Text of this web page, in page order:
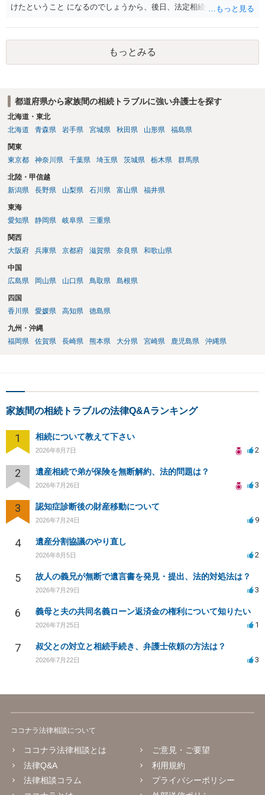
けたということ になるのでしょうから、後日、法定相続分に基づいて
もっとみる
都道府県から家族間の相続トラブルに強い弁護士を探す
北海道・東北
北海道
青森県 岩手県 宮城県 秋田県 山形県 福島県
関東
東京都
神奈川県 千葉県 埼玉県 茨城県 栃木県 群馬県
北陸・甲信越
新潟県
長野県 山梨県 石川県 富山県 福井県
東海
愛知県
静岡県 岐阜県 三重県
関西
大阪府
兵庫県 京都府 滋賀県 奈良県 和歌山県
中国
広島県
岡山県 山口県 鳥取県 島根県
四国
香川県
愛媛県 高知県 徳島県
九州・沖縄
福岡県
佐賀県 長崎県 熊本県 大分県 宮崎県 鹿児島県 沖縄県
家族間の相続トラブルの法律Q&Aランキング
1 相続について教えて下さい
2026年8月7日 2
2 遺産相続で弟が保険を無断解約、法的問題は？
2026年7月26日 3
3 認知症診断後の財産移動について
2026年7月24日 9
4 遺産分割協議のやり直し
2026年8月5日 2
5 故人の義兄が無断で遺言書を発見・提出、法的対処法は？
2026年7月29日 3
6 義母と夫の共同名義ローン返済金の権利について知りたい
2026年7月25日 1
7 叔父との対立と相続手続き、弁護士依頼の方法は？
2026年7月22日 3
ココナラ法律相談について
ココナラ法律相談とは
法律Q&A
法律相談コラム
ご意見・ご要望
利用規約
プライバシーポリシー